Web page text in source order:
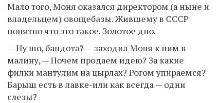
Мало того, Моня оказался директором (а ныне и
владельцем) овощебазы. Жившему в СССР
понятно что это такое. Золотое дно.
— Ну шо, бандота? — заходил Моня к ним в
малину, — Почем продаем идею? За какие
филки мантулим на цырлах? Рогом упираемся?
Барыш есть в лавке-или как всегда — одни
слезы?